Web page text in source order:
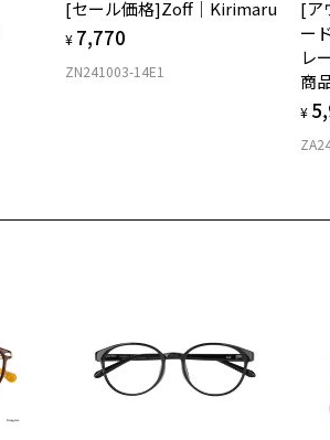
フロ
[セール価格]Zoff｜Kirimaru
¥ 7,770
ZN241003-14E1
[ア
ー
レ
商
¥